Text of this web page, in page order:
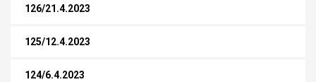
126/21.4.2023
125/12.4.2023
124/6.4.2023